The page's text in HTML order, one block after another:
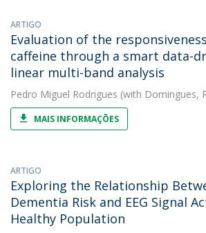
ARTIGO
Evaluation of the
caffeine through a smart data-
linear multi-band analysis
Pedro Miguel Rodrigues (with Domingues,
MAIS INFORMAÇÕES
ARTIGO
Exploring the Relationship
Dementia Risk and EEG Signal
Healthy Population